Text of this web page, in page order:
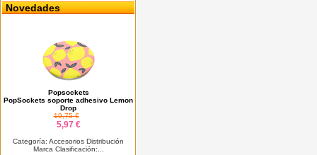
Novedades
Popsockets
PopSockets soporte adhesivo Lemon
Drop
19,75 €
5,97 €
Categoría: Accesorios Distribución
Marca Clasificación:...